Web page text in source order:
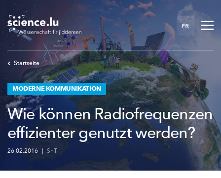
to
main
content
FR
Startseite
MODERNE KOMMUNIKATION
Wie können Radiofrequenzen
effizienter genutzt werden?
26.02.2016 | SnT